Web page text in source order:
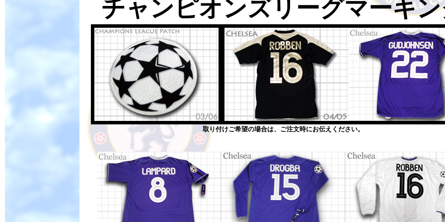
チャンピオンズリーグマーキ
取り付けご希望の場合は、ご注文時にお伝えください。